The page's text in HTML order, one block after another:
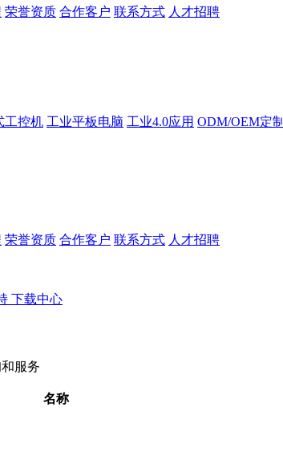
荣誉资质 合作客户 联系方式 人才招聘
工控机 工业平板电脑 工业4.0应用 ODM/OEM定制
荣誉资质 合作客户 联系方式 人才招聘
下载中心
服务
名称